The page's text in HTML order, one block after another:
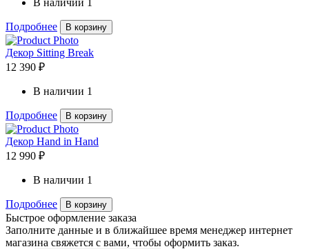
В наличии 1
Подробнее В корзину
Декор Sitting Break
12 390 ₽
В наличии 1
Подробнее В корзину
Декор Hand in Hand
12 990 ₽
В наличии 1
Подробнее В корзину
Быстрое оформление заказа
Заполните данные и в ближайшее время менеджер интернет
магазина свяжется с вами, чтобы оформить заказ.